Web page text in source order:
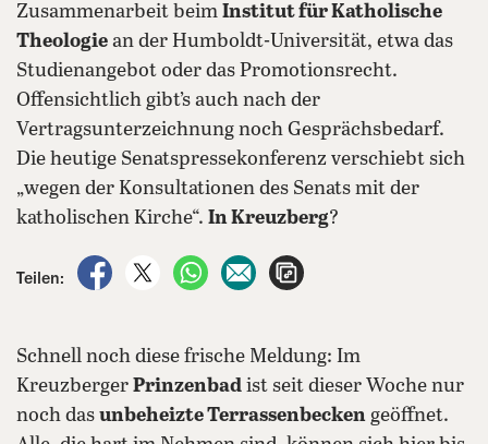
Zusammenarbeit beim Institut für Katholische
Theologie an der Humboldt-Universität, etwa das
Studienangebot oder das Promotionsrecht.
Offensichtlich gibt’s auch nach der
Vertragsunterzeichnung noch Gesprächsbedarf.
Die heutige Senatspressekonferenz verschiebt sich
„wegen der Konsultationen des Senats mit der
katholischen Kirche“. In Kreuzberg?
Teilen:
auf Facebook teilen
auf X teilenper WhatsApp teilen
per E-Mail teilen
Schnell noch diese frische Meldung: Im
Kreuzberger Prinzenbad ist seit dieser Woche nur
noch das unbeheizte Terrassenbecken geöffnet.